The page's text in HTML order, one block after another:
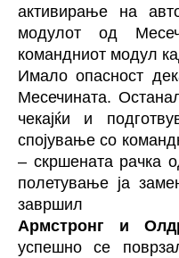
активирање на
модулот од
командниот модул
Имало опасност
Месечината.
чекајќи и
спојување со
– скршената рачка
полетување ја
Армстронг и
успешно се